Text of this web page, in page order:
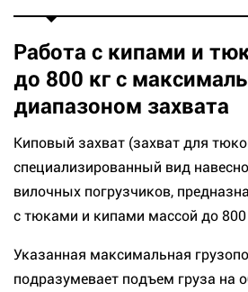
Работа с кипами и
до 800 кг с
диапазоном захвата
Киповый захват (захват для
специализированный вид
вилочных погрузчиков,
с тюками и кипами массой до 800
Указанная максимальная
подразумевает подъем груза на